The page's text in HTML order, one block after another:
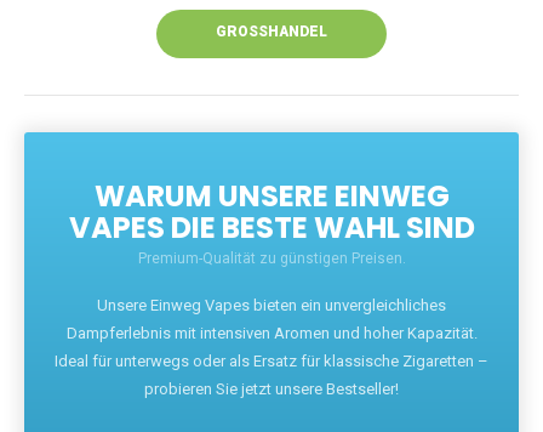
GROSSHANDEL
WARUM UNSERE EINWEG
VAPES DIE BESTE WAHL SIND
Premium-Qualität zu günstigen Preisen.
Unsere Einweg Vapes bieten ein unvergleichliches
Dampferlebnis mit intensiven Aromen und hoher Kapazität.
Ideal für unterwegs oder als Ersatz für klassische Zigaretten –
probieren Sie jetzt unsere Bestseller!